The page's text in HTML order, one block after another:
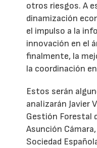
otros riesgos. A
dinamización
el impulso a la
innovación en el
finalmente, la
la coordinación
Estos serán
analizarán Javier
Gestión Forestal
Asunción
Sociedad